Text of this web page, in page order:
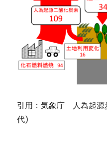
引用：気象庁 人為起源
代)